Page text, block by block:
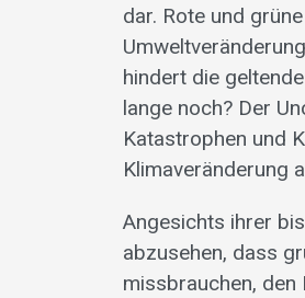
dar. Rote und
hindert die
lange noch? Der
Katastrophen und
Klimaveränderung
Angesichts ihrer
abzusehen, dass
missbrauchen,